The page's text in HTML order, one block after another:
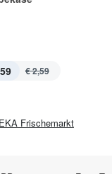
€ 2,59
Frischemarkt